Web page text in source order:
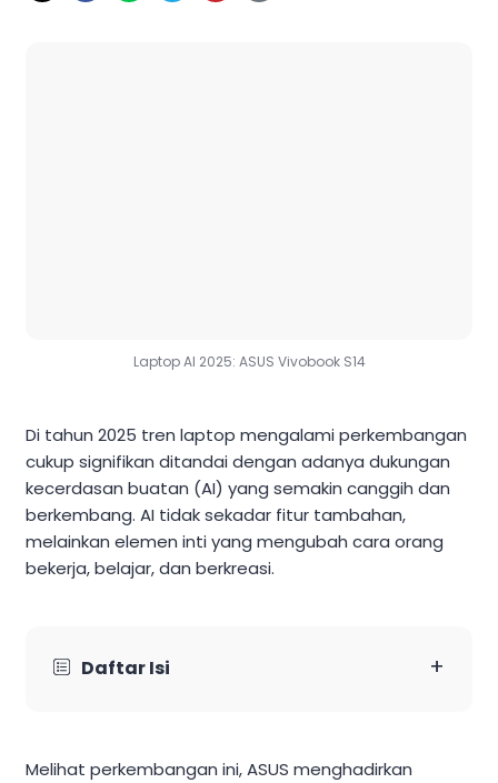
Laptop AI 2025: ASUS Vivobook S14
Di tahun 2025 tren laptop mengalami perkembangan
cukup signifikan ditandai dengan adanya dukungan
kecerdasan buatan (AI) yang semakin canggih dan
berkembang. AI tidak sekadar fitur tambahan,
melainkan elemen inti yang mengubah cara orang
bekerja, belajar, dan berkreasi.
Daftar Isi +
Melihat perkembangan ini, ASUS menghadirkan